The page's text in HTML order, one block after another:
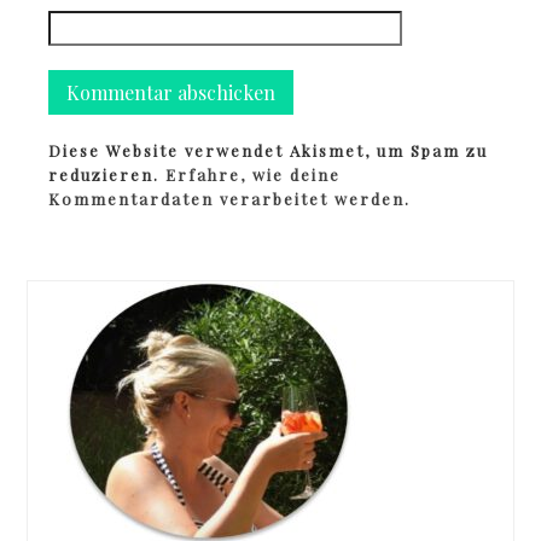
Diese Website verwendet Akismet, um Spam zu
reduzieren.Erfahre, wie deine
Kommentardaten verarbeitet werden.